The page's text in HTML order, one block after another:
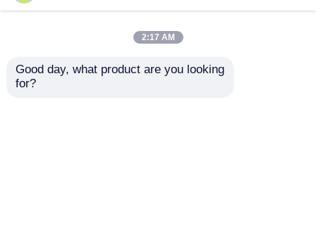
2:17 AM
Good day, what product are you looking
for?